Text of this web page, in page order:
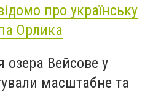
про українську
Орлика
озера Вейсове у
масштабне та